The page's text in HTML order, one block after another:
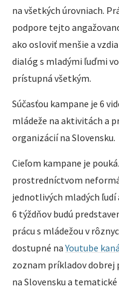
na všetkých úrovniach.
podpore tejto
ako osloviť menšie a
dialóg s mladými ľuďmi
prístupná všetkým.
Súčasťou kampane je 6
mládeže na aktivitách a
organizácií na Slovensku.
Cieľom kampane je
prostredníctvom
jednotlivých mladých ľudí
6 týždňov budú
prácu s mládežou v
dostupné naYoutube
zoznam príkladov dobrej
na Slovensku a